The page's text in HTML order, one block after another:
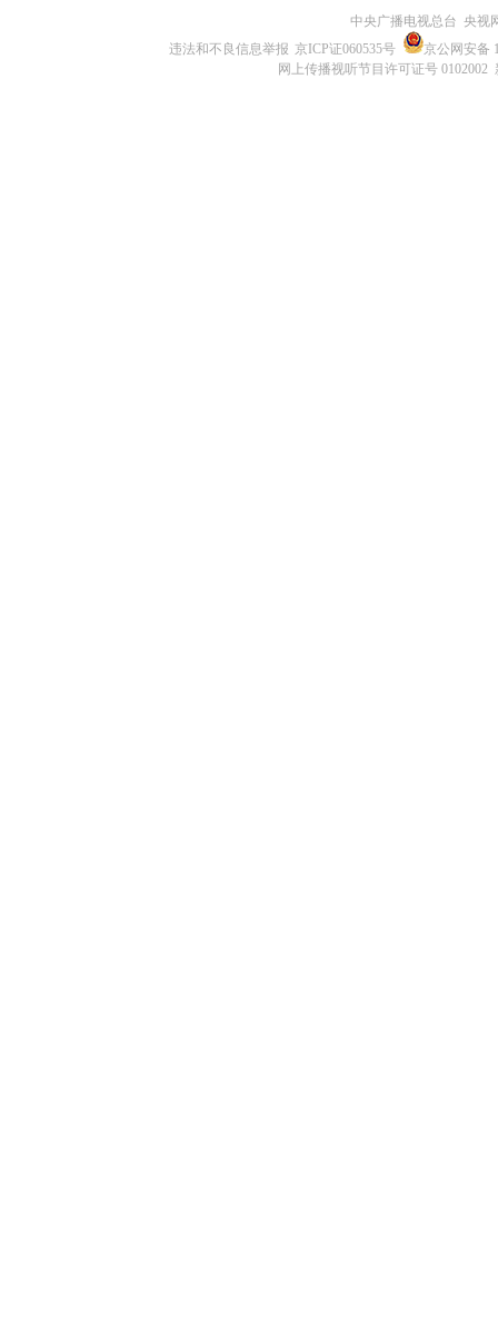
中央广播电视总台 央视
违法和不良信息举报 京ICP证060535号
京公网安备
网上传播视听节目许可证号 0102002